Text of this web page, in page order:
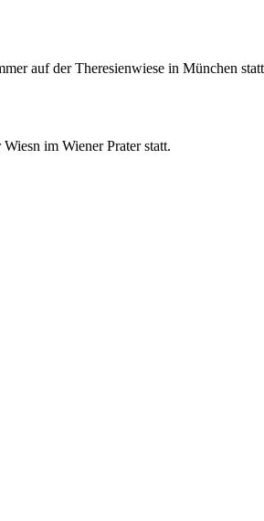
auf der Theresienwiese in München
im Wiener Prater statt.